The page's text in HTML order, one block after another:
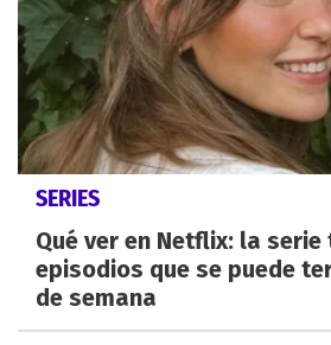
SERIES
Qué ver en Netflix: la serie
episodios que se puede
de semana